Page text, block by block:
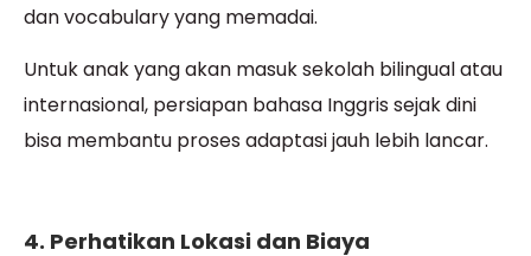
dan vocabulary yang memadai.
Untuk anak yang akan masuk sekolah bilingual atau
internasional, persiapan bahasa Inggris sejak dini
bisa membantu proses adaptasi jauh lebih lancar.
4. Perhatikan Lokasi dan Biaya